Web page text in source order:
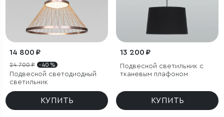
14 800 ₽
24 700 ₽ - 40 %
Подвесной светодиодный
светильник
КУПИТЬ
13 200 ₽
Подвесной светильник с
тканевым плафоном
КУПИТЬ